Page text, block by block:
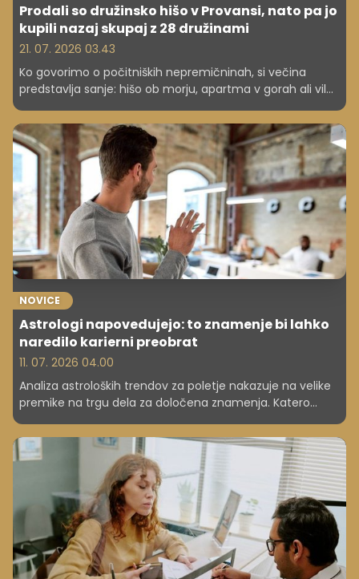
Prodali so družinsko hišo v Provansi, nato pa jo
kupili nazaj skupaj z 28 družinami
21. 07. 2026 03.43
Ko govorimo o počitniških nepremičninah, si večina
predstavlja sanje: hišo ob morju, apartma v gorah ali vilo
skrbi in odgovornosti, ki jih prinaša lastništvo druge
nepremičnine.
NOVICE
Astrologi napovedujejo: to znamenje bi lahko
naredilo karierni preobrat
11. 07. 2026 04.00
Analiza astroloških trendov za poletje nakazuje na velike
premike na trgu dela za določena znamenja. Katero